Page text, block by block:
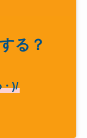
る？
)/